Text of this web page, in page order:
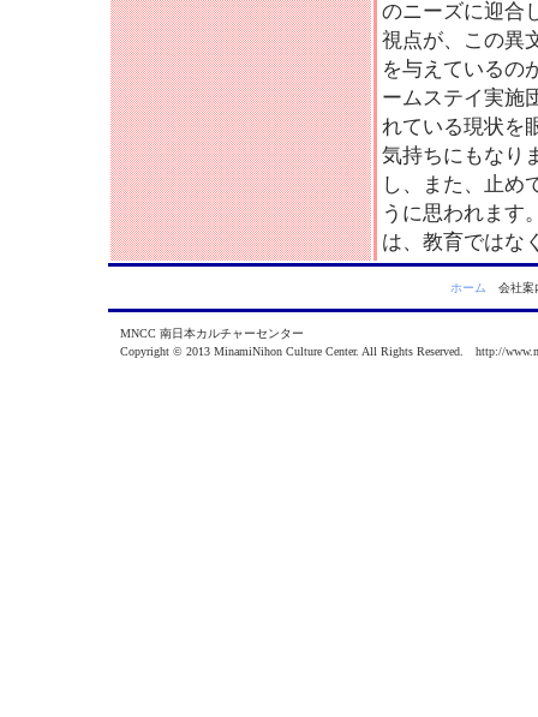
のニーズに迎合
視点が、この異
を与えているの
ームステイ実施
れている現状を
気持ちにもなり
し、また、止め
うに思われます
は、教育ではな
ホーム 会社
MNCC 南日本カルチャーセンター
Copyright © 2013 MinamiNihon Culture Center. All Rights Reserved. http://